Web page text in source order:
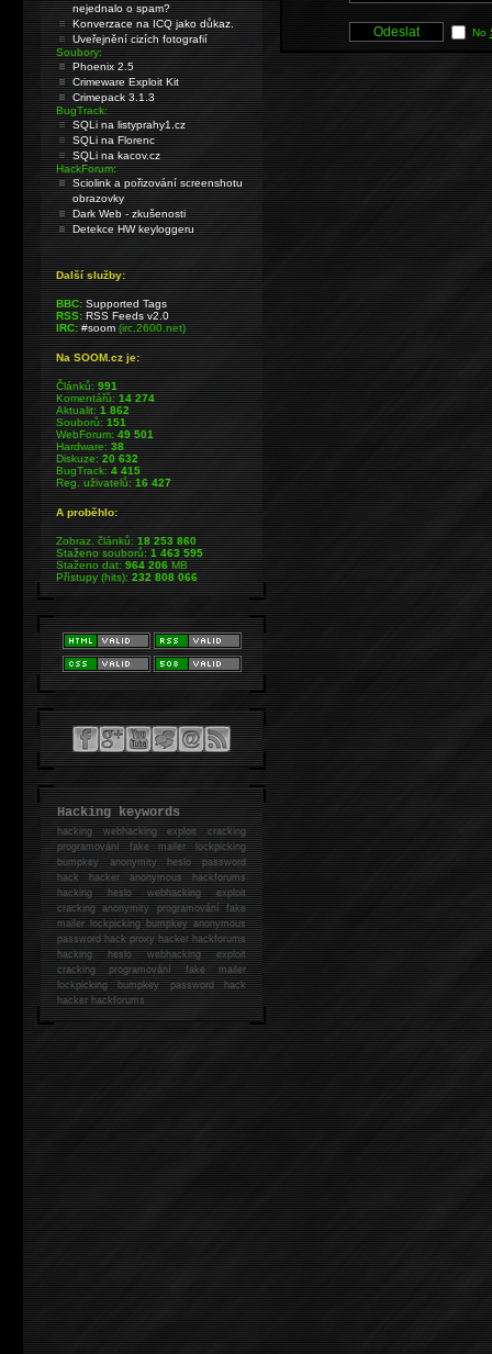
No
nejednalo o spam?
Konverzace na ICQ jako důkaz.
Uveřejnění cizích fotografií
Soubory:
Phoenix 2.5
Crimeware Exploit Kit
Crimepack 3.1.3
BugTrack:
SQLi na listyprahy1.cz
SQLi na Florenc
SQLi na kacov.cz
HackForum:
Sciolink a pořizování screenshotu
obrazovky
Dark Web - zkušenosti
Detekce HW keyloggeru
Další služby:
BBC: Supported Tags
RSS: RSS Feeds v2.0
IRC: #soom(irc.2600.net)
Na SOOM.cz je:
Článků:991
Komentářů:14 274
Aktualit:1 862
Souborů:151
WebForum:49 501
Hardware:38
Diskuze:20 632
BugTrack:4 415
Reg. uživatelů:16 427
A proběhlo:
Zobraz. článků:18 253 860
Staženo souborů:1 463 595
Staženo dat:964 206MB
Přístupy (hits):232 808 066
Hacking keywords
hackingwebhacking exploit cracking
programování fake mailer lockpicking
bumpkey anonymity heslo password
hackhacker anonymous hackforums
hackingheslo webhacking exploit
cracking anonymity programování fake
mailer lockpicking bumpkey anonymous
password hack proxy hacker hackforums
hacking heslo webhacking exploit
cracking programování fake mailer
lockpicking bumpkey password hack
hackerhackforums